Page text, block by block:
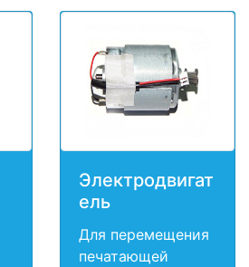
Электродвигат
ель
Для перемещения
печатающей